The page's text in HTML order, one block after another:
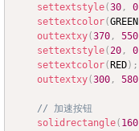
settextstyle(30 , 0
settextcolor(GREEN
outtextxy(370 , 550
settextstyle(20 , 0
settextcolor( RED) ;
outtextxy(300 , 580
// 加速按钮
solidrectangle( 160